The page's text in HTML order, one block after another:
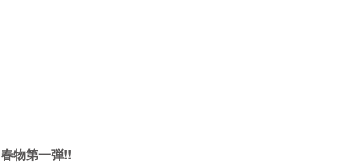
春物第一弾!!